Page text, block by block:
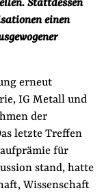
Stattdessen
einen
erneut
IG Metall und
der
letzte Treffen
für
stand, hatte
Wissenschaft